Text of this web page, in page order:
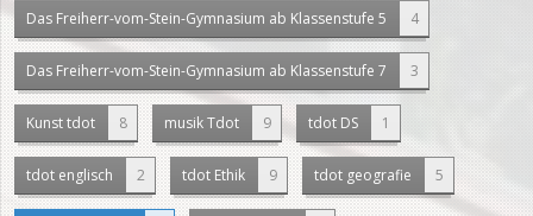
Das Freiherr-vom-Stein-Gymnasium ab Klassenstufe 5 4
Das Freiherr-vom-Stein-Gymnasium ab Klassenstufe 7 3
Kunst tdot 8 musik Tdot 9 tdot DS 1
tdot englisch 2 tdot Ethik 9 tdot geografie 5